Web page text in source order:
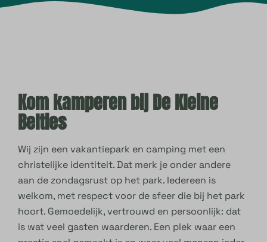
Kom kamperen bij De Kleine
Belties
Wij zijn een vakantiepark en camping met een
christelijke identiteit. Dat merk je onder andere
aan de zondagsrust op het park. Iedereen is
welkom, met respect voor de sfeer die bij het park
hoort. Gemoedelijk, vertrouwd en persoonlijk: dat
is wat veel gasten waarderen. Een plek waar een